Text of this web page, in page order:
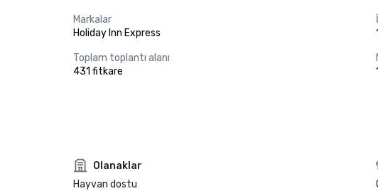
Markalar
Holiday Inn Express
Toplam toplantı alanı
431 fitkare
Olanaklar
Hayvan dostu